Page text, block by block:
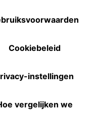
Cookiebeleid
instellingen
vergelijken we